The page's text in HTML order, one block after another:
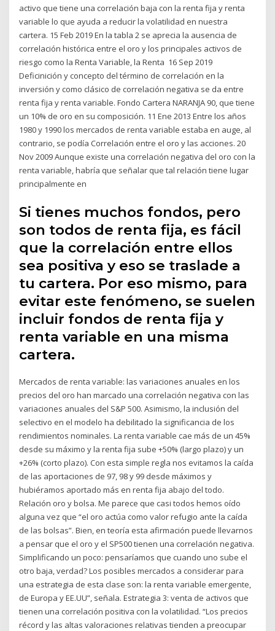
activo que tiene una correlación baja con la renta fija y renta
variable lo que ayuda a reducir la volatilidad en nuestra
cartera. 15 Feb 2019 En la tabla 2 se aprecia la ausencia de
correlación histórica entre el oro y los principales activos de
riesgo como la Renta Variable, la Renta 16 Sep 2019
Deficinición y concepto del término de correlación en la
inversión y como clásico de correlación negativa se da entre
renta fija y renta variable. Fondo Cartera NARANJA 90, que tiene
un 10% de oro en su composición. 11 Ene 2013 Entre los años
1980 y 1990 los mercados de renta variable estaba en auge, al
contrario, se podía Correlación entre el oro y las acciones. 20
Nov 2009 Aunque existe una correlación negativa del oro con la
renta variable, habría que señalar que tal relación tiene lugar
principalmente en
Si tienes muchos fondos, pero
son todos de renta fija, es fácil
que la correlación entre ellos
sea positiva y eso se traslade a
tu cartera. Por eso mismo, para
evitar este fenómeno, se suelen
incluir fondos de renta fija y
renta variable en una misma
cartera.
Mercados de renta variable: las variaciones anuales en los
precios del oro han marcado una correlación negativa con las
variaciones anuales del S&P 500. Asimismo, la inclusión del
selectivo en el modelo ha debilitado la significancia de los
rendimientos nominales. La renta variable cae más de un 45%
desde su máximo y la renta fija sube +50% (largo plazo) y un
+26% (corto plazo). Con esta simple regla nos evitamos la caída
de las aportaciones de 97, 98 y 99 desde máximos y
hubiéramos aportado más en renta fija abajo del todo.
Relación oro y bolsa. Me parece que casi todos hemos oído
alguna vez que “el oro actúa como valor refugio ante la caída
de las bolsas”. Bien, en teoría esta afirmación puede llevarnos
a pensar que el oro y el SP500 tienen una correlación negativa.
Simplificando un poco: pensaríamos que cuando uno sube el
otro baja, verdad? Los posibles mercados a considerar para
una estrategia de esta clase son: la renta variable emergente,
de Europa y EE.UU”, señala. Estrategia 3: venta de activos que
tienen una correlación positiva con la volatilidad. “Los precios
récord y las altas valoraciones relativas tienden a preocupar